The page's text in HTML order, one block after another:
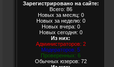
Зарегистрировано на сайте:
Всего: 86
Новых за месяц: 0
Новых за неделю: 0
Новых вчера: 0
Новых сегодня: 0
Из них:
Администраторов: 2
Модераторов: 5
Проверенных: 6
Обычных юзеров: 72